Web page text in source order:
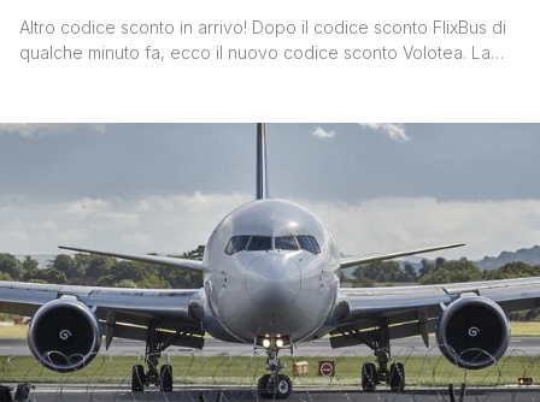
Altro codice sconto in arrivo! Dopo il codice sconto FlixBus di
qualche minuto fa, ecco il nuovo codice sconto Volotea. La
€ 10 a persona e a tratta, per volare fino a ottobre 2017, senza